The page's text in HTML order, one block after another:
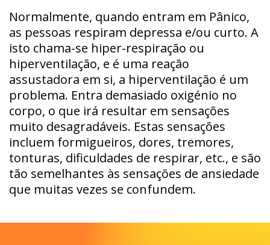
Normalmente, quando entram em Pânico,
as pessoas respiram depressa e/ou curto. A
isto chama-se hiper-respiração ou
hiperventilação, e é uma reação
assustadora em si, a hiperventilação é um
problema. Entra demasiado oxigénio no
corpo, o que irá resultar em sensações
muito desagradáveis. Estas sensações
incluem formigueiros, dores, tremores,
tonturas, dificuldades de respirar, etc., e são
tão semelhantes às sensações de ansiedade
que muitas vezes se confundem.